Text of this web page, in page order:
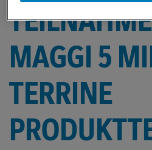
MAGGI 5
TERRINE